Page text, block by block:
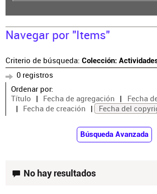
Navegar por "Items"
Criterio de búsqueda: Colección:
0 registros
Ordenar por:
Título
Fecha de agregación
Fecha
Fecha de creación
Fecha del
Búsqueda Avanzada
No hay resultados